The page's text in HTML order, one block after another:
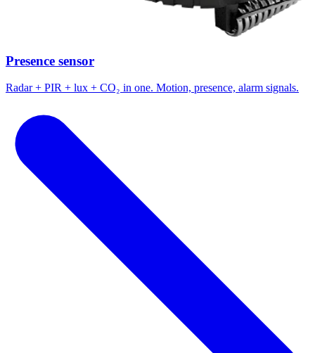
Presence sensor
Radar + PIR + lux + CO₂ in one. Motion, presence, alarm signals.